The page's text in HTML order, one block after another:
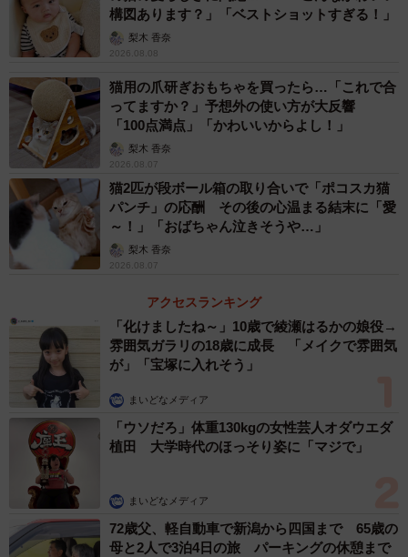
構図あります？」「ベストショットすぎる！」
梨木 香奈
2026.08.08
猫用の爪研ぎおもちゃを買ったら…「これで合
ってますか？」予想外の使い方が大反響
「100点満点」「かわいいからよし！」
梨木 香奈
2026.08.07
猫2匹が段ボール箱の取り合いで「ポコスカ猫
パンチ」の応酬 その後の心温まる結末に「愛
～！」「おばちゃん泣きそうや…」
梨木 香奈
2026.08.07
アクセスランキング
「化けましたね～」10歳で綾瀬はるかの娘役→
雰囲気ガラリの18歳に成長 「メイクで雰囲気
が」「宝塚に入れそう」
まいどなメディア
「ウソだろ」体重130kgの女性芸人オダウエダ
植田 大学時代のほっそり姿に「マジで」
まいどなメディア
72歳父、軽自動車で新潟から四国まで 65歳の
母と2人で3泊4日の旅 パーキングの休憩まで